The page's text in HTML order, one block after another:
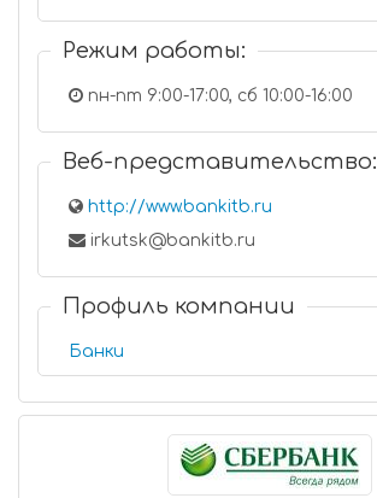
Режим работы:
пн-пт 9:00-17:00, сб 10:00-16:00
Веб-представительство:
http://www.bankitb.ru
irkutsk@bankitb.ru
Профиль компании
Банки